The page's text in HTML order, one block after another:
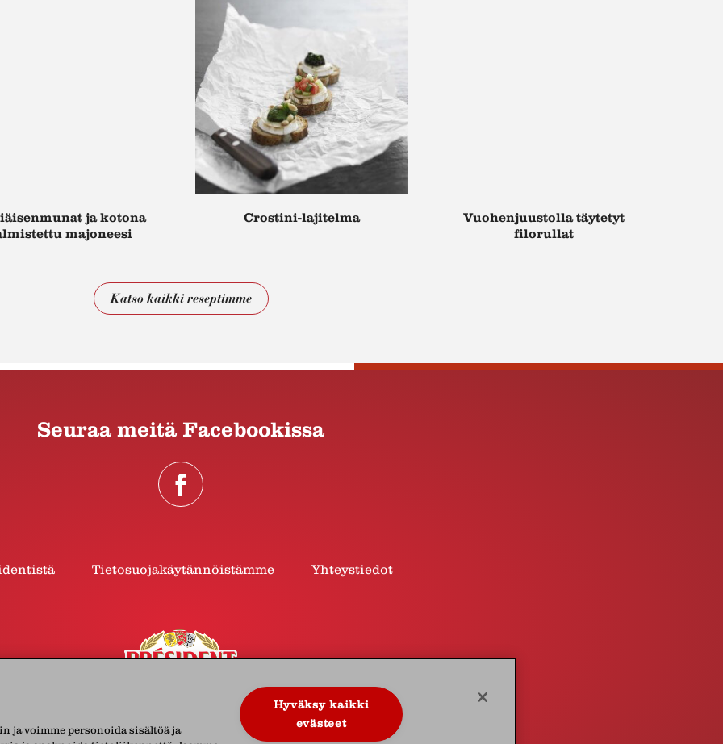
ja kotona
majoneesi
Crostini-lajitelma
Vuohenjuustolla täytetyt
filorullat
Katso kaikki reseptimme
Seuraa meitä Facebookissa
Tietosuojakäytännöistämme Yhteystiedot
ja voimme personoida sisältöä ja
Hyväksy kaikki
evästeet